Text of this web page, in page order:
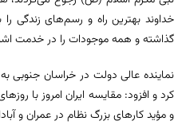
خداوند بهترین راه و رسم‌های زندگی
گذاشته و همه موجودات را در خدمت
نماینده عالی دولت در خراسان جنوبی
کرد و افزود: مقایسه ایران امروز با
و مؤید کارهای بزرگ نظام در عمران و